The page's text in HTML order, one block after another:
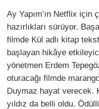
Ay Yapım’ın Netflix için
hazırlıkları sürüyor.
filmde Kül adlı kitap
başlayan hikâye
yönetmen Erdem
oturacağı filmde
Duymaz hayat verecek.
yıldız da belli oldu.